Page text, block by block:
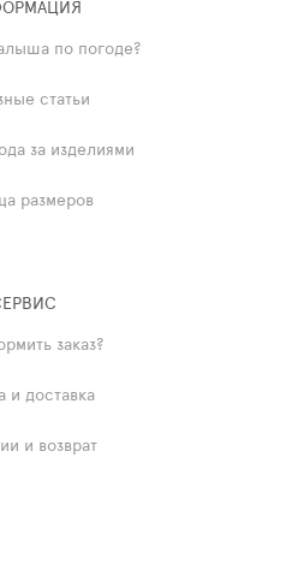
по погоде?
статьи
за изделиями
размеров
заказ?
и доставка
и возврат